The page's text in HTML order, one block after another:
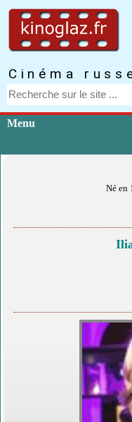
Cinéma
Menu
Né en